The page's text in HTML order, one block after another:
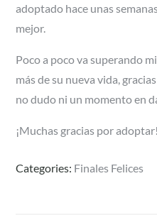
adoptado hace unas
mejor.
Poco a poco va superando
más de su nueva vida,
no dudo ni un momento en
¡Muchas gracias por adoptar!
Categories: Finales Felices